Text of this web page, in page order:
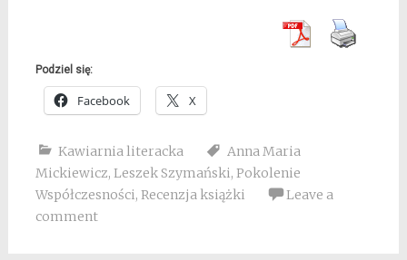
Podziel się:
Facebook X
Kawiarnia literacka
Anna Maria
Mickiewicz, Leszek Szymański, Pokolenie
Współczesności, Recenzja książki
Leave a
comment